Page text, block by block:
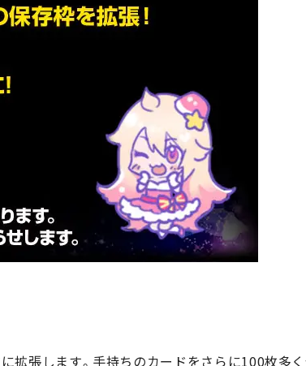
拡張します。手持ちのカードをさらに100枚多